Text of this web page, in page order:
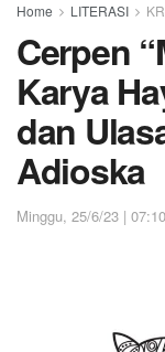
Home LITERASI
Cerpen
Karya
dan
Adioska
Minggu, 25/6/23 |